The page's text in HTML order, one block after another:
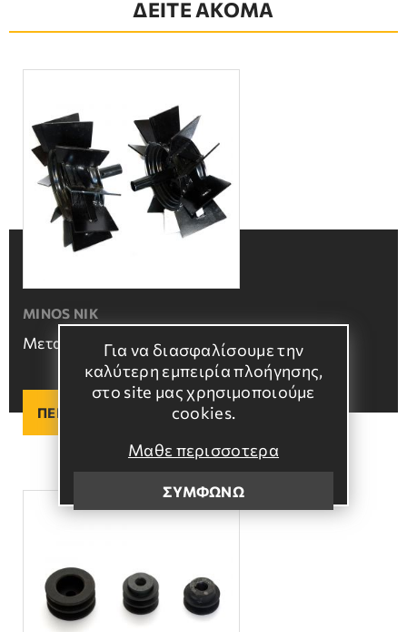
Για να διασφαλίσουμε την
καλύτερη εμπειρία πλοήγησης,
στο site μας χρησιμοποιούμε
cookies.
Μαθε περισσοτερα
ΣΥΜΦΩΝΩ
ΔΕΙΤΕ ΑΚΟΜΑ
MINOS NIK
Μεταλλικοί τροχοί
ΠΕΡΙΣΣΟΤΕΡΑ